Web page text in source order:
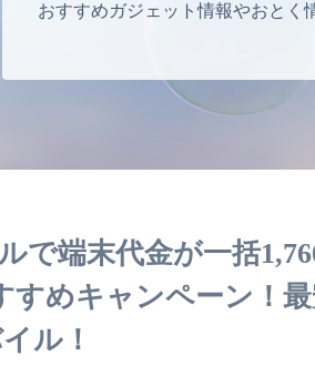
おすすめガジェット情報やおとく
で端末代金が一括
すめキャンペーン！
ル！